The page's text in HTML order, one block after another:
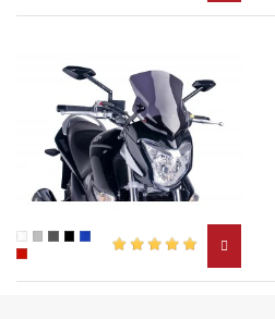
Przezroczysty (W)
Lekko przyciemniany (H)
Mocno przyciemniany (F)
Czarny (N)
Niebieski (A)
Czerwony (R)